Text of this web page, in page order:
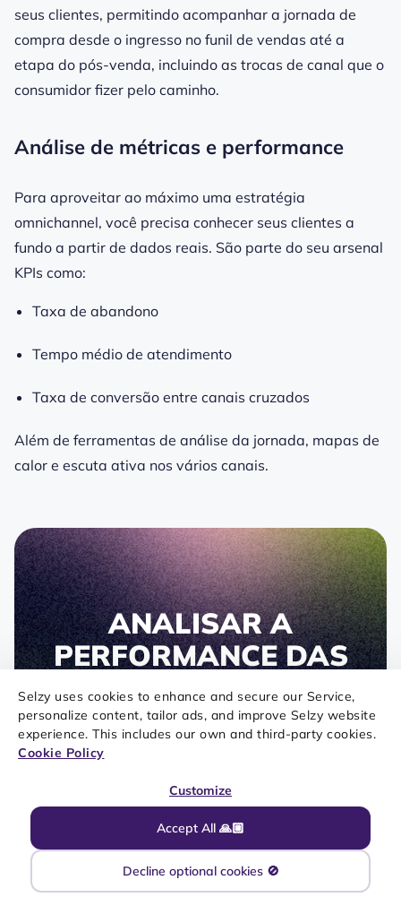
Selzy uses cookies to enhance and secure our Service,
personalize content, tailor ads, and improve Selzy website
experience. This includes our own and third-party cookies.
Cookie Policy
Accept All 🙏🏼
Customize
Decline optional cookies 🚫
seus clientes, permitindo acompanhar a jornada de
compra desde o ingresso no funil de vendas até a
etapa do pós-venda, incluindo as trocas de canal que o
consumidor fizer pelo caminho.
Análise de métricas e performance
Para aproveitar ao máximo uma estratégia
omnichannel, você precisa conhecer seus clientes a
fundo a partir de dados reais. São parte do seu arsenal
KPIs como:
Taxa de abandono
Tempo médio de atendimento
Taxa de conversão entre canais cruzados
Além de ferramentas de análise da jornada, mapas de
calor e escuta ativa nos vários canais.
ANALISAR A
PERFORMANCE DAS
CAMPANHAS É
DESAFIADOR, NÉ?
Mas pode deixar que a Selzy te ajuda! Temos um
decisões embasadas e com impacto real.